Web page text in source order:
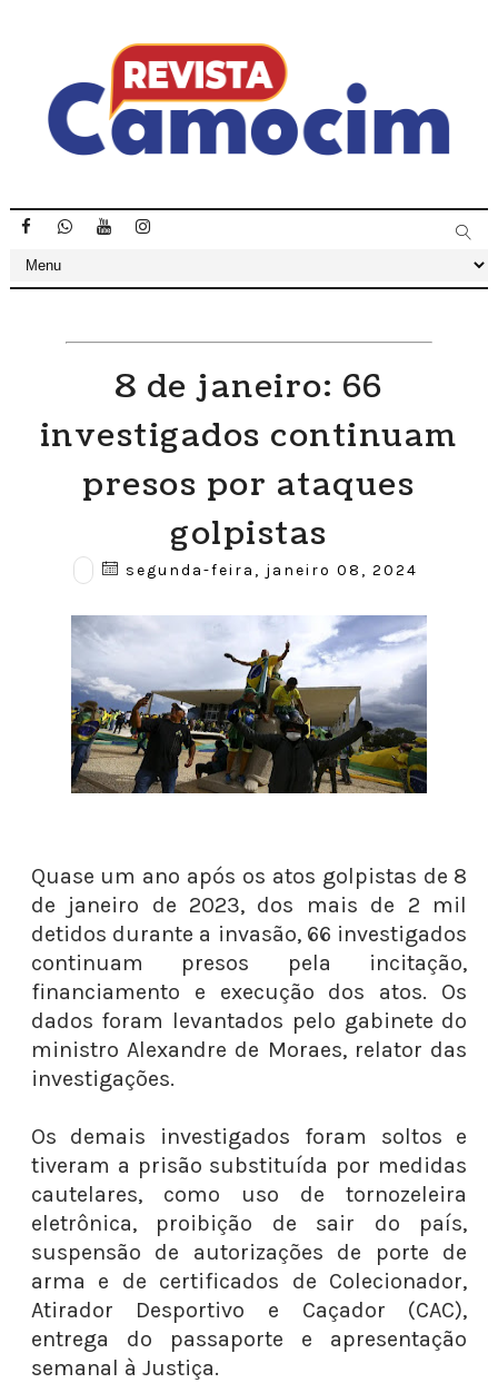
8 de janeiro: 66
investigados continuam
presos por ataques
golpistas
segunda-feira, janeiro 08, 2024
Quase um ano após os atos golpistas de 8
de janeiro de 2023, dos mais de 2 mil
detidos durante a invasão, 66 investigados
continuam presos pela incitação,
financiamento e execução dos atos. Os
dados foram levantados pelo gabinete do
ministro Alexandre de Moraes, relator das
investigações.
Os demais investigados foram soltos e
tiveram a prisão substituída por medidas
cautelares, como uso de tornozeleira
eletrônica, proibição de sair do país,
suspensão de autorizações de porte de
arma e de certificados de Colecionador,
Atirador Desportivo e Caçador (CAC),
entrega do passaporte e apresentação
semanal à Justiça.